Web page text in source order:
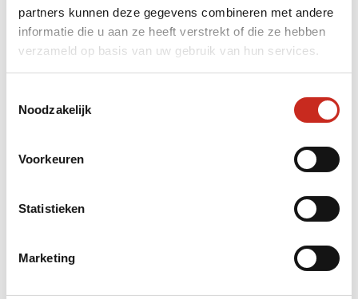
partners kunnen deze gegevens combineren met andere
informatie die u aan ze heeft verstrekt of die ze hebben
verzameld op basis van uw gebruik van hun services.
Noodzakelijk
Voorkeuren
Statistieken
Marketing
Liever meteen contact met
Hanne ?
Mail: info@dim-sum.nl